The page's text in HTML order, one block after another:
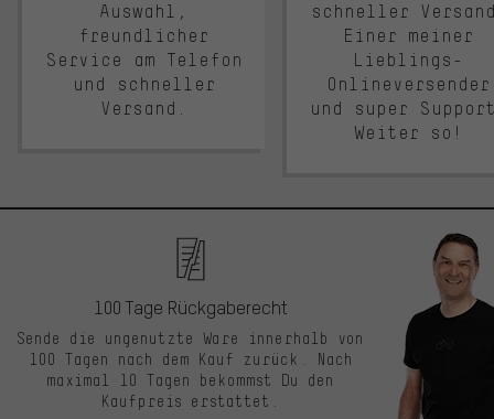
Auswahl,
freundlicher
Service am Telefon
und schneller
Versand.
schneller
Einer meiner
Lieblings-
Onlineversender
und super
Weiter so!
100 Tage Rückgaberecht
Sende die ungenutzte Ware innerhalb von
100 Tagen nach dem Kauf zurück. Nach
maximal 10 Tagen bekommst Du den
Kaufpreis erstattet.